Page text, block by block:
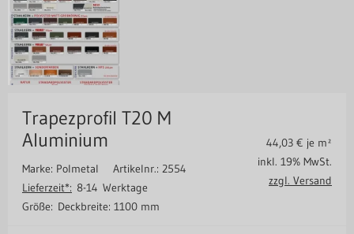
Trapezprofil T20 M
Aluminium
Marke: Polmetal Artikelnr.: 2554
Lieferzeit*: 8-14 Werktage
Größe: Deckbreite: 1100 mm
44,03 € je m²
inkl. 19% MwSt.
zzgl. Versand